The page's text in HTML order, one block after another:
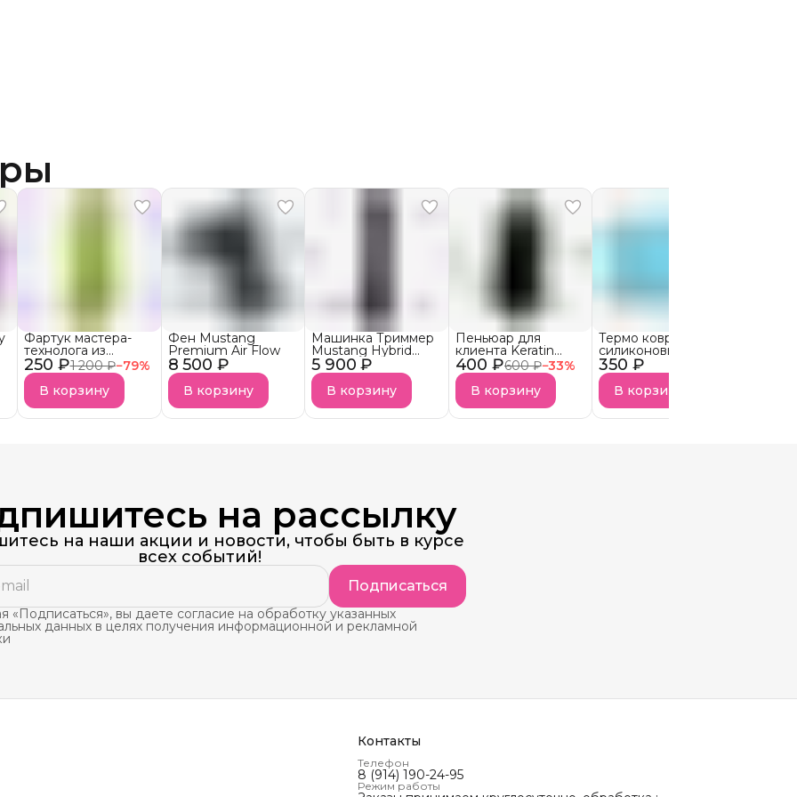
250 ₽1 200 ₽−79%
Фартук мастера-
технолога из
плотной,
непромокаемой
ткани АКЦИЯ!
В корзину
8 500 ₽
Фен Mustang
Premium Air Flow
В корзину
5 900 ₽
Машинка Триммер
Mustang Hybrid
MTB03 для стрижки
кончиков волос,
бороды и усов
В корзину
400 ₽600 ₽−33%
Пеньюар для
клиента Keratin
Tools
В корзину
350 ₽
Термо коврик
силиконовыйс
пуговками
В корзину
на рассылку
на наши акции и новости, чтобы быть в курсе
всех событий!
Подписаться
«Подписаться», вы даете согласие на обработку указанных
данных в целях получения информационной и рекламной
Контакты
Телефон
8 (914) 190-24-95
Режим работы